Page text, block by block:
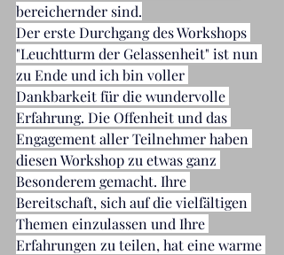
bereichernder sind.
Der erste Durchgang des Workshops
"Leuchtturm der Gelassenheit" ist nun
zu Ende und ich bin voller
Dankbarkeit für die wundervolle
Erfahrung. Die Offenheit und das
Engagement aller Teilnehmer haben
diesen Workshop zu etwas ganz
Besonderem gemacht. Ihre
Bereitschaft, sich auf die vielfältigen
Themen einzulassen und Ihre
Erfahrungen zu teilen, hat eine warme